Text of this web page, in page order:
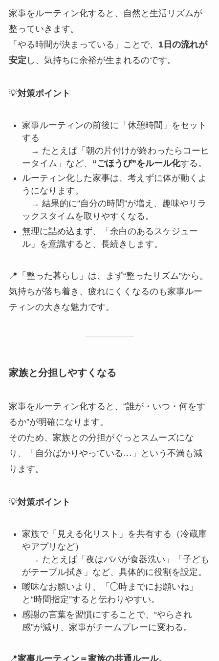
家事をルーティン化すると、自然と生活リズムが
整っていきます。
「やる時間が決まっている」ことで、 1日の流れが
安定 し、気持ちに余裕が生まれるのです。
💡対策ポイント
家事ルーティンの前後に「休憩時間」をセット
する
→ たとえば「朝の片付けが終わったらコーヒ
ータイム」など、 “ごほうび”をルール化する。
ルーティン化した家事は、考えずに体が動くよ
うになります。
→ 結果的に“自分の時間”が増え、趣味やリラ
ックスタイムを取りやすくなる。
無理に詰め込まず、「余白のあるスケジュー
ル」を意識すると、長続きします。
📍「整った暮らし」は、まず“整ったリズム”から。
気持ちが落ち着き、疲れにくくなるのも家事ルー
ティンの大きな魅力です。
家族と分担しやすくなる
家事をルーティン化すると、“誰が・いつ・何をす
るか”が明確になります。
そのため、家族との分担がぐっとスムーズにな
り、「自分ばかりやっている…」という不満も減
ります。
💡対策ポイント
家族で「見える化リスト」を共有する（冷蔵庫
やアプリなど）
→ たとえば「夜はパパが食器洗い」「子ども
がテーブル拭き」など、具体的に役割を設定。
曖昧なお願いより、「◯時までにお願いね」
と“時間指定”すると伝わりやすい。
感謝の言葉を習慣にすることで、“やらされ
感”が減り、家事がチームプレーに変わる。
📍家事ルーティン＝家族の共通ルール。